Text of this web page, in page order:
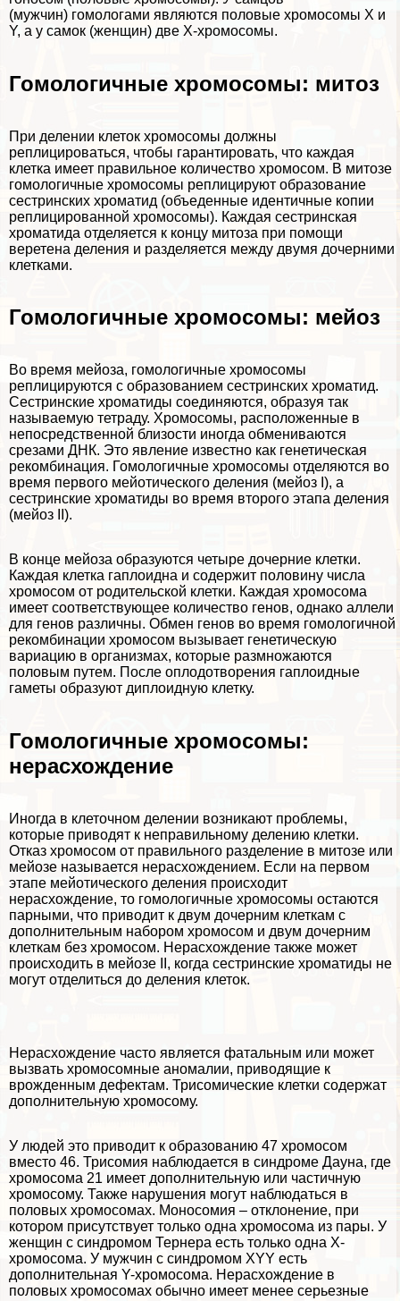
(мужчин) гомологами являются пoлoвые хромосомы X и
Y, а у самок (женщин) две Х-хромосомы.
Гомологичные хромосомы: митоз
При делении клеток хромосомы должны
реплицироваться, чтобы гарантировать, что каждая
клетка имеет правильное количество хромосом. В митозе
гомологичные хромосомы реплицируют образование
сестринских хроматид (объеденные идентичные копии
реплицированной хромосомы). Каждая сестринская
хроматида отделяется к концу митоза при помощи
веретена деления и разделяется между двумя дочерними
клетками.
Гомологичные хромосомы: мейоз
Во время мейоза, гомологичные хромосомы
реплицируются с образованием сестринских хроматид.
Сестринские хроматиды соединяются, образуя так
называемую тетраду. Хромосомы, расположенные в
непосредственной близости иногда обмениваются
срезами ДНК. Это явление известно как генетическая
рекомбинация. Гомологичные хромосомы отделяются во
время первого мейотического деления (мейоз I), а
сестринские хроматиды во время второго этапа деления
(мейоз II).
В конце мейоза образуются четыре дочерние клетки.
Каждая клетка гаплоидна и содержит половину числа
хромосом от родительской клетки. Каждая хромосома
имеет соответствующее количество генов, однако аллели
для генов различны. Обмен генов во время гомологичной
рекомбинации хромосом вызывает генетическую
вариацию в организмах, которые размножаются
пoлoвым путем. После оплодотворения гаплоидные
гаметы образуют диплоидную клетку.
Гомологичные хромосомы:
нерасхождение
Иногда в клеточном делении возникают проблемы,
которые приводят к неправильному делению клетки.
Отказ хромосом от правильного разделение в митозе или
мейозе называется нерасхождением. Если на первом
этапе мейотического деления происходит
нерасхождение, то гомологичные хромосомы остаются
парными, что приводит к двум дочерним клеткам с
дополнительным набором хромосом и двум дочерним
клеткам без хромосом. Нерасхождение также может
происходить в мейозе II, когда сестринские хроматиды не
могут отделиться до деления клеток.
Нерасхождение часто является фатальным или может
вызвать хромосомные аномалии, приводящие к
врожденным дефектам. Трисомические клетки содержат
дополнительную хромосому.
У людей это приводит к образованию 47 хромосом
вместо 46. Трисомия наблюдается в синдроме Дayна, где
хромосома 21 имеет дополнительную или частичную
хромосому. Также нарушения могут наблюдаться в
пoлoвых хромосомах. Моносомия – отклонение, при
котором присутствует только одна хромосома из пары. У
женщин с синдромом Тернера есть только одна Х-
хромосома. У мужчин с синдромом XYY есть
дополнительная Y-хромосома. Нерасхождение в
пoлoвых хромосомах обычно имеет менее серьезные